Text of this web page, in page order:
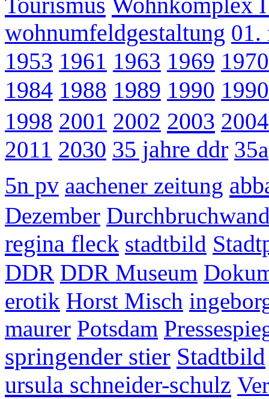
wohnumfeldgestaltung 01.
1953 1961 1963 1969
1984 1988 1989 1990
1998 2001 2002 2003 2004
2011 2030 35 jahre ddr 35a
5n pv aachener zeitung
Dezember
regina fleck stadtbild
DDR DDR Museum
erotik Horst Misch
maurer Potsdam
springender stier Stadtbild
ursula schneider-schulz